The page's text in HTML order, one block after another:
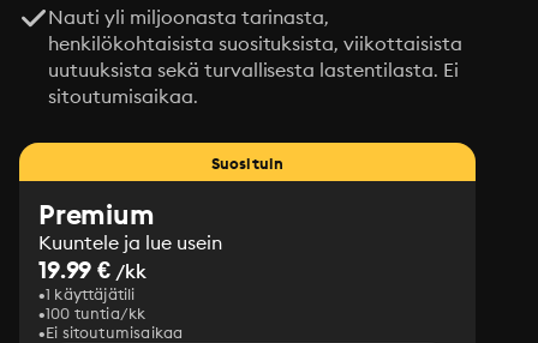
Nauti yli miljoonasta tarinasta,
henkilökohtaisista suosituksista, viikottaisista
uutuuksista sekä turvallisesta lastentilasta. Ei
sitoutumisaikaa.
Suosituin
Premium
Kuuntele ja lue usein
19.99 € /kk
1 käyttäjätili
100 tuntia/kk
Ei sitoutumisaikaa